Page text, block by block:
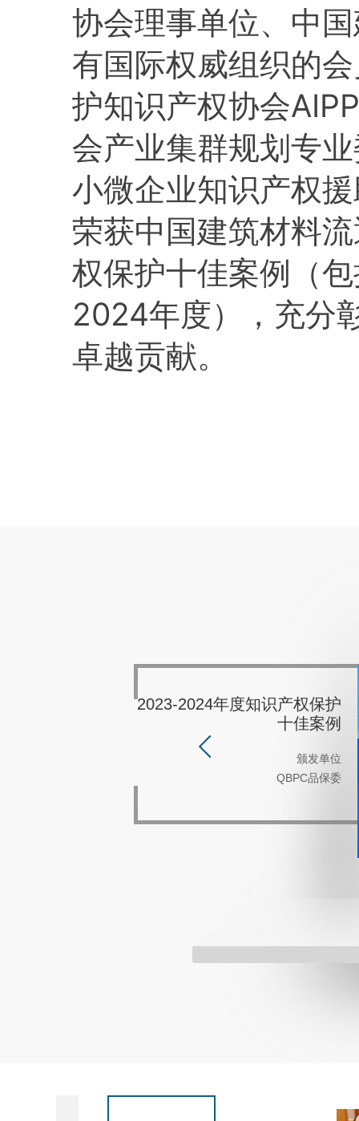
协会理事单位、中
有国际权威组织的
护知识产权协会
会产业集群规划专
小微企业知识产权
荣获中国建筑材料
权保护十佳案例（
2024年度），充分
卓越贡献。
2023-2024年度知识产权保护
十佳案例
颁发单位
QBPC品保委
上海市知识产权服务行业协会
理事单位
颁发单位
上海市知识产权服务行业协会
2023年度为企业开拓市场突
出成果奖-“拓荒奖”
颁发单位
2022年度优秀知识产权代理
人
颁发单位
武迪（上海）实业有限公司
知识产权咨询服务处
中国建筑材料流通协会
2022年度优秀知识产权合作
伙伴
颁发单位
浙江森马服饰有限公司
2022年度优秀合作伙伴
昕诺飞（中国）投资有限公司
2022年度优秀知识产权服务
商
颁发单位
株式会社MTG
2022年度优秀知识产权服务
商
颁发单位
施耐德电气（中国）有限公司
2022年度优秀合作伙伴
MCM特丽思控股公司
第七届理事会会员单位
2021-2022年度知识产权保护
十佳案例
颁发单位
QBPC品保委
2021年度最佳知识产权合作
伙伴
颁发单位
乐清市美格尔电子电器有限公司
2021年度优秀合作伙伴
MCM特丽思控股公司
2020年度优秀合作伙伴
昕诺飞（中国）投资有限公司
2019-2020年度知识产权保护
十佳案例
颁发单位
QBPC品保委
2019年度优秀知识产权代理
人
颁发单位
武迪（上海）实业有限公司
2020年度优秀知识产权服务
商
颁发单位
株式会社MTG
2020年度全球优秀合作伙伴
MCM特丽思控股公司
2019年度优秀知识产权服务
商
颁发单位
施耐德电气（中国）有限公司